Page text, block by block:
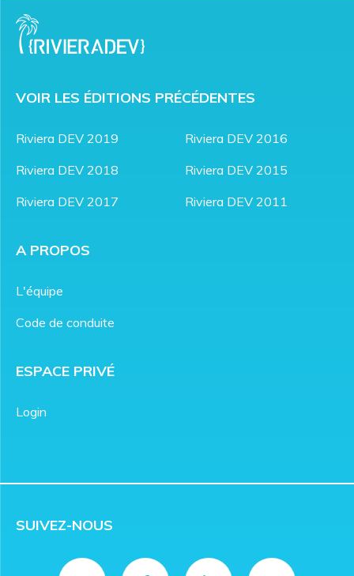
VOIR LES ÉDITIONS PRÉCÉDENTES
Riviera DEV 2019
Riviera DEV 2018
Riviera DEV 2017
Riviera DEV 2016
Riviera DEV 2015
Riviera DEV 2011
A PROPOS
L'équipe
Code de conduite
ESPACE PRIVÉ
Login
SUIVEZ-NOUS